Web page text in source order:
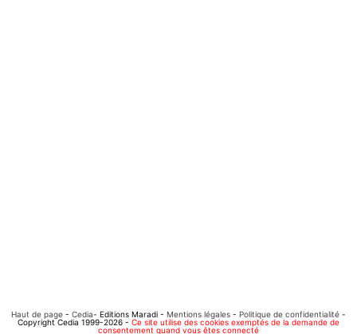
Haut de page - Cedia- Editions Maradi - Mentions légales - Politique de confidentialité -
Copyright Cedia 1999-2026 - Ce site utilise des cookies exemptés de la demande de
consentement quand vous êtes connecté